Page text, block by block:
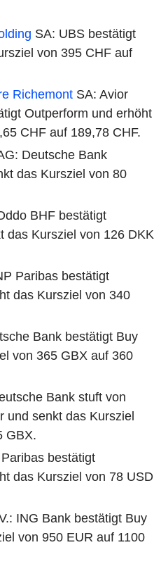
SA: UBS bestätigt
von 395 CHF auf
Richemont SA: Avior
Outperform und erhöht
CHF auf 189,78 CHF.
Deutsche Bank
das Kursziel von 80
BHF bestätigt
das Kursziel von 126 DKK
Paribas bestätigt
das Kursziel von 340
Bank bestätigt Buy
von 365 GBX auf 360
Bank stuft von
und senkt das Kursziel
GBX.
bestätigt
das Kursziel von 78 USD
ING Bank bestätigt Buy
von 950 EUR auf 1100